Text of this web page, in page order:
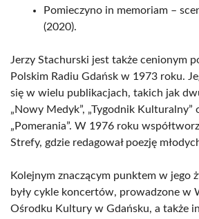
Pomieczyno in memoriam –
(2020).
Jerzy Stachurski jest także cenionym
Polskim Radiu Gdańsk w 1973 roku.
się w wielu publikacjach, takich jak
„Nowy Medyk”, „Tygodnik Kulturalny”
„Pomerania”. W 1976 roku
Strefy, gdzie redagował poezję
Kolejnym znaczącym punktem w jego
były cykle koncertów, prowadzone w
Ośrodku Kultury w Gdańsku, a także